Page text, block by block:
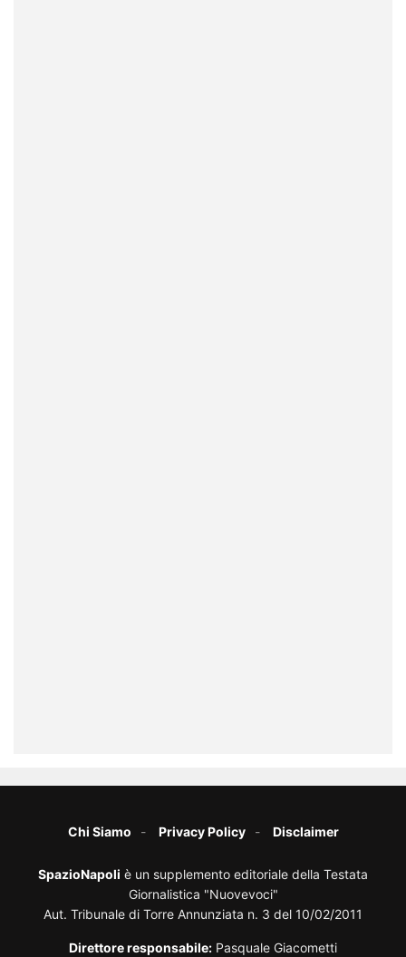
Chi Siamo Privacy Policy Disclaimer
SpazioNapoli è un supplemento editoriale della Testata
Giornalistica "Nuovevoci"
Aut. Tribunale di Torre Annunziata n. 3 del 10/02/2011
Direttore responsabile: Pasquale Giacometti